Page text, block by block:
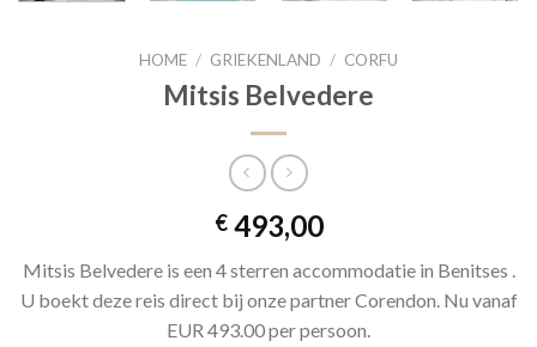
HOME / GRIEKENLAND / CORFU
Mitsis Belvedere
€493,00
Mitsis Belvedere is een 4 sterren accommodatie in Benitses .
U boekt deze reis direct bij onze partner Corendon. Nu vanaf
EUR 493.00 per persoon.